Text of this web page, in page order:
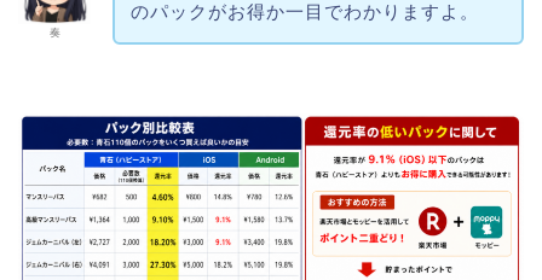
奏
のパックがお得か一目でわかりますよ。